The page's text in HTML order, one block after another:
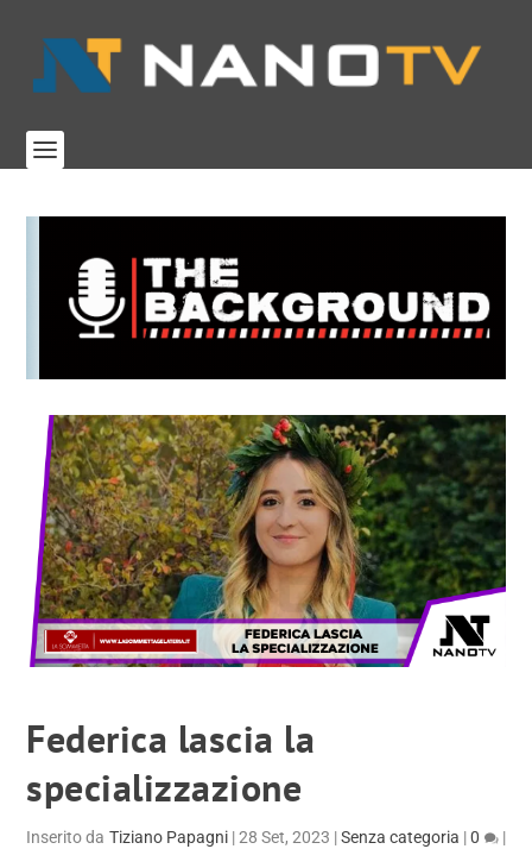
Federica lascia la
specializzazione
Inserito da Tiziano Papagni|28 Set, 2023 |Senza categoria |0 |